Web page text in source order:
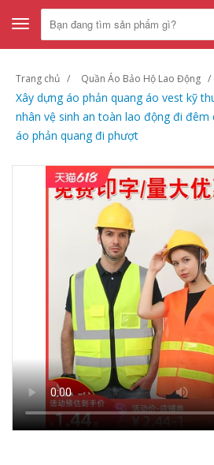
Toggle
navigation
Trang chủ Quần Áo Bảo Hộ Lao Động
Xây dựng áo phản quang áo vest kỹ
nhân vệ sinh an toàn lao động đi đêm
áo phản quang đi phượt